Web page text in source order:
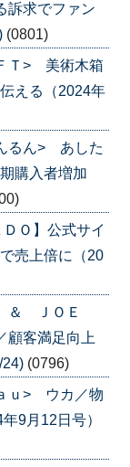
訴求でファン
(0801)
Ｔ> 美術木箱
える（2024年
るん> あした
購入者増加
Ｏ】公式サイ
売上倍に（20
＆ ＪＯＥ
客満足向上
24) (0796)
ｕ> ウカ／物
9月12日号）